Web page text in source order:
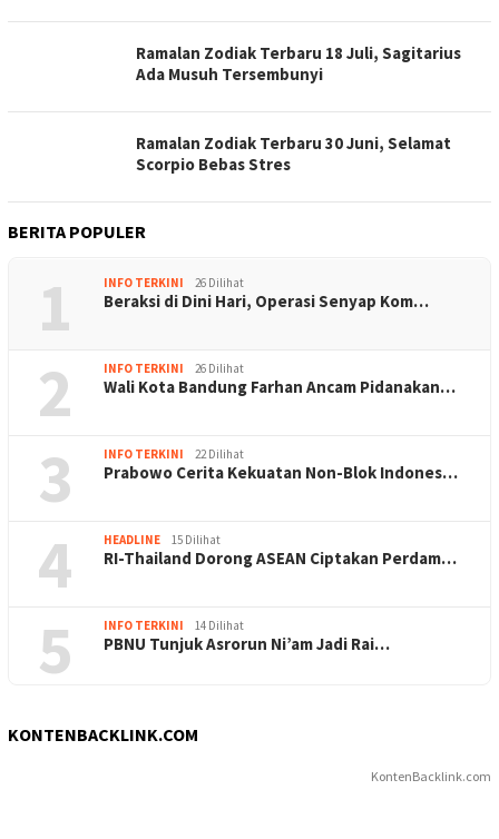
Ramalan Zodiak Terbaru 18 Juli, Sagitarius
Ada Musuh Tersembunyi
Ramalan Zodiak Terbaru 30 Juni, Selamat
Scorpio Bebas Stres
BERITA POPULER
1 INFO TERKINI 26 Dilihat
Beraksi di Dini Hari, Operasi Senyap Kom…
2 INFO TERKINI 26 Dilihat
Wali Kota Bandung Farhan Ancam Pidanakan…
3 INFO TERKINI 22 Dilihat
Prabowo Cerita Kekuatan Non-Blok Indones…
4 HEADLINE 15 Dilihat
RI-Thailand Dorong ASEAN Ciptakan Perdam…
5 INFO TERKINI 14 Dilihat
PBNU Tunjuk Asrorun Ni’am Jadi Rai…
KONTENBACKLINK.COM
KontenBacklink.com